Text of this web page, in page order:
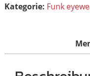
Kategorie: Funk